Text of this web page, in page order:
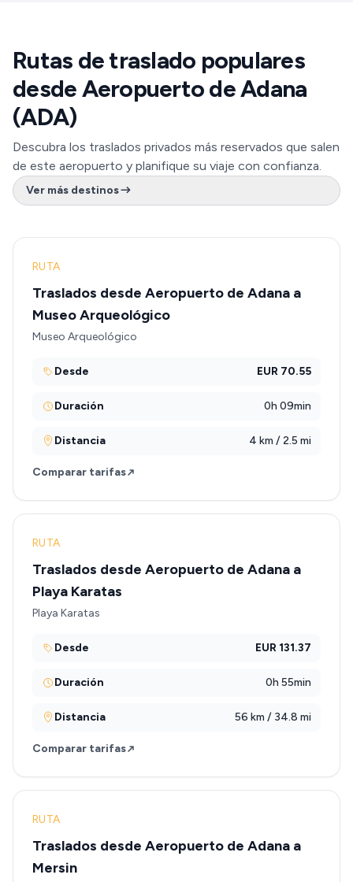
Rutas de traslado populares
desde Aeropuerto de Adana
(ADA)
Descubra los traslados privados más reservados que salen
de este aeropuerto y planifique su viaje con confianza.
Ver más destinos
RUTA
Traslados desde Aeropuerto de Adana a
Museo Arqueológico
Museo Arqueológico
Desde EUR 70.55
Duración 0h 09min
Distancia 4 km / 2.5 mi
Comparar tarifas
RUTA
Traslados desde Aeropuerto de Adana a
Playa Karatas
Playa Karatas
Desde EUR 131.37
Duración 0h 55min
Distancia 56 km / 34.8 mi
Comparar tarifas
RUTA
Traslados desde Aeropuerto de Adana a
Mersin